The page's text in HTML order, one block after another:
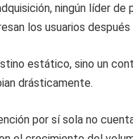
ningún líder
los usuarios
estático, sino un
drásticamente.
por sí sola no